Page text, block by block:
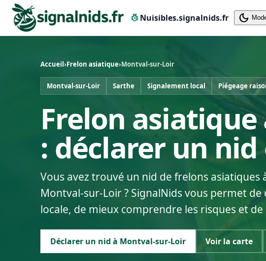
pest_controlNuisibles.signalnids.fr dark_mode
Accueil›Frelon asiatique›Montval-sur-Loir
Montval-sur-Loir Sarthe Signalement local Piégeage
Frelon
: déclarer un
Vous avez trouvé un nid de frelons
Montval-sur-Loir ? SignalNids vous permet
locale, de mieux comprendre les risques et
Déclarer un nid à Montval-sur-Loir Voir la carte